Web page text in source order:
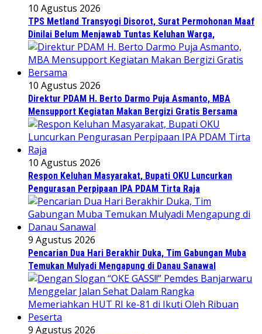
10 Agustus 2026
TPS Metland Transyogi Disorot, Surat Permohonan Maaf
Dinilai Belum Menjawab Tuntas Keluhan Warga,
10 Agustus 2026
Direktur PDAM H. Berto Darmo Puja Asmanto, MBA
Mensupport Kegiatan Makan Bergizi Gratis Bersama
10 Agustus 2026
Respon Keluhan Masyarakat, Bupati OKU Luncurkan
Pengurasan Perpipaan IPA PDAM Tirta Raja
9 Agustus 2026
Pencarian Dua Hari Berakhir Duka, Tim Gabungan Muba
Temukan Mulyadi Mengapung di Danau Sanawal
9 Agustus 2026